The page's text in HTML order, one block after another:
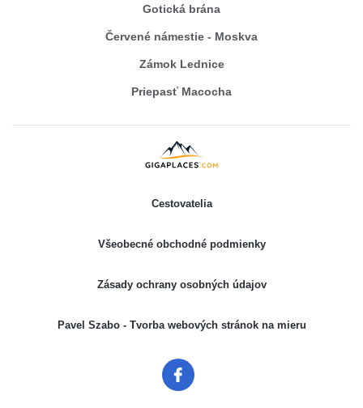
Gotická brána
Červené námestie - Moskva
Zámok Lednice
Priepasť Macocha
Cestovatelia
Všeobecné obchodné podmienky
Zásady ochrany osobných údajov
Pavel Szabo - Tvorba webových stránok na mieru